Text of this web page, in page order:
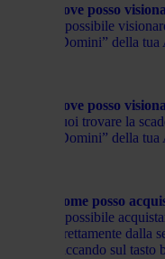
Dove posso
È possibile
“Domini” della
Dove posso
Puoi trovare la
“Domini” della
Come posso
È possibile
direttamente dalla
cliccando sul